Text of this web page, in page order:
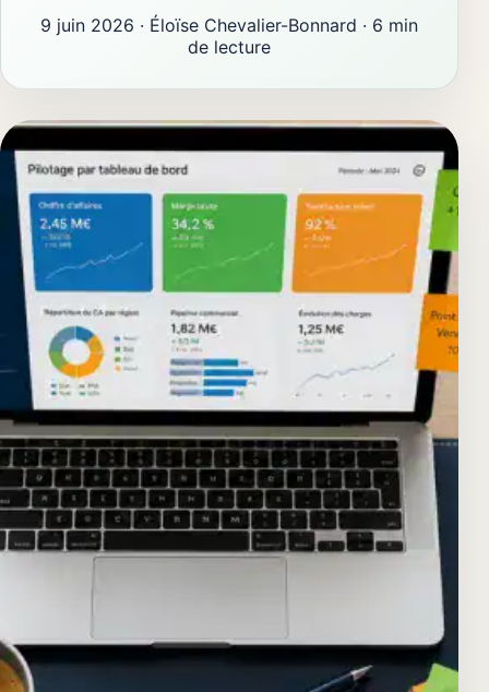
9 juin 2026 · Éloïse Chevalier-Bonnard · 6 min
de lecture